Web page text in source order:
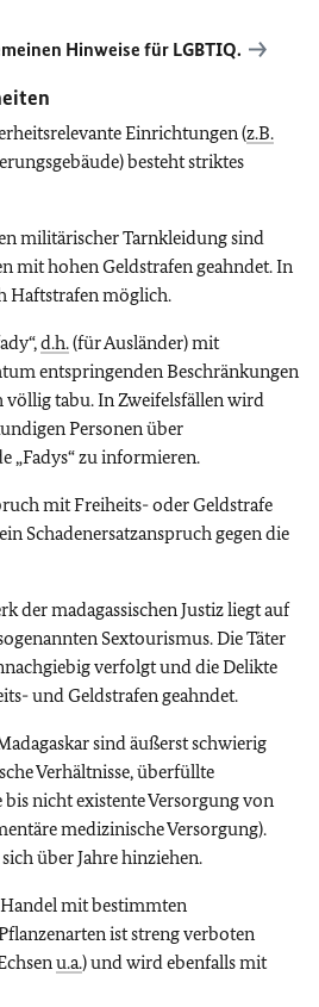
Hinweise für LGBTIQ.
Einrichtungen (z.B.
besteht striktes
militärischer Tarnkleidung sind
mit hohen Geldstrafen geahndet. In
Haftstrafen möglich.
d.h.(für Ausländer) mit
entspringenden Beschränkungen
völlig tabu.In Zweifelsfällen wird
Personen über
„Fadys“ zu informieren.
mit Freiheits- oder Geldstrafe
Schadenersatzanspruch gegen die
der madagassischen Justiz liegt auf
Sextourismus. Die Täter
verfolgt und die Delikte
und Geldstrafen geahndet.
sind äußerst schwierig
Verhältnisse, überfüllte
bis nicht existente Versorgung von
medizinische Versorgung).
über Jahre hinziehen.
mit bestimmten
ist streng verboten
u.a.) und wird ebenfalls mit